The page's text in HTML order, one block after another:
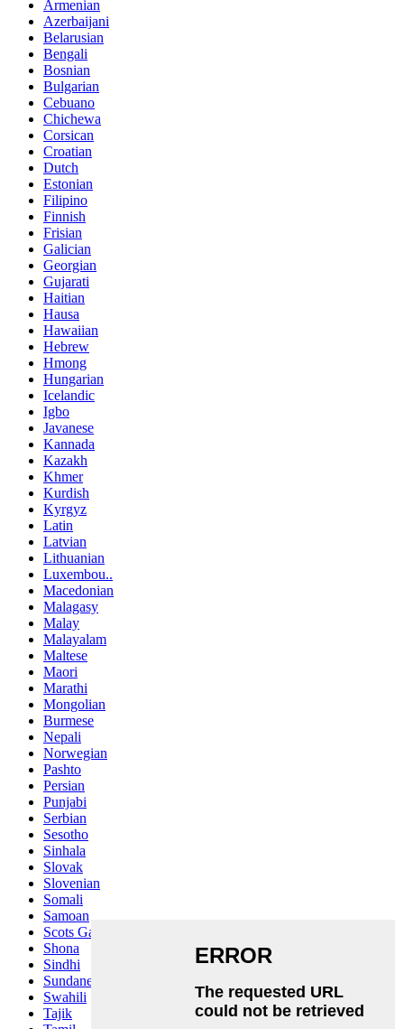
Armenian
Azerbaijani
Belarusian
Bengali
Bosnian
Bulgarian
Cebuano
Chichewa
Corsican
Croatian
Dutch
Estonian
Filipino
Finnish
Frisian
Galician
Georgian
Gujarati
Haitian
Hausa
Hawaiian
Hebrew
Hmong
Hungarian
Icelandic
Igbo
Javanese
Kannada
Kazakh
Khmer
Kurdish
Kyrgyz
Latin
Latvian
Lithuanian
Luxembou..
Macedonian
Malagasy
Malay
Malayalam
Maltese
Maori
Marathi
Mongolian
Burmese
Nepali
Norwegian
Pashto
Persian
Punjabi
Serbian
Sesotho
Sinhala
Slovak
Slovenian
Somali
Samoan
Scots Gaelic
Shona
Sindhi
Sundanese
Swahili
Tajik